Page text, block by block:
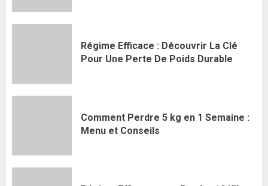
Régime Efficace : Découvrir La Clé
Pour Une Perte De Poids Durable
Comment Perdre 5 kg en 1 Semaine :
Menu et Conseils